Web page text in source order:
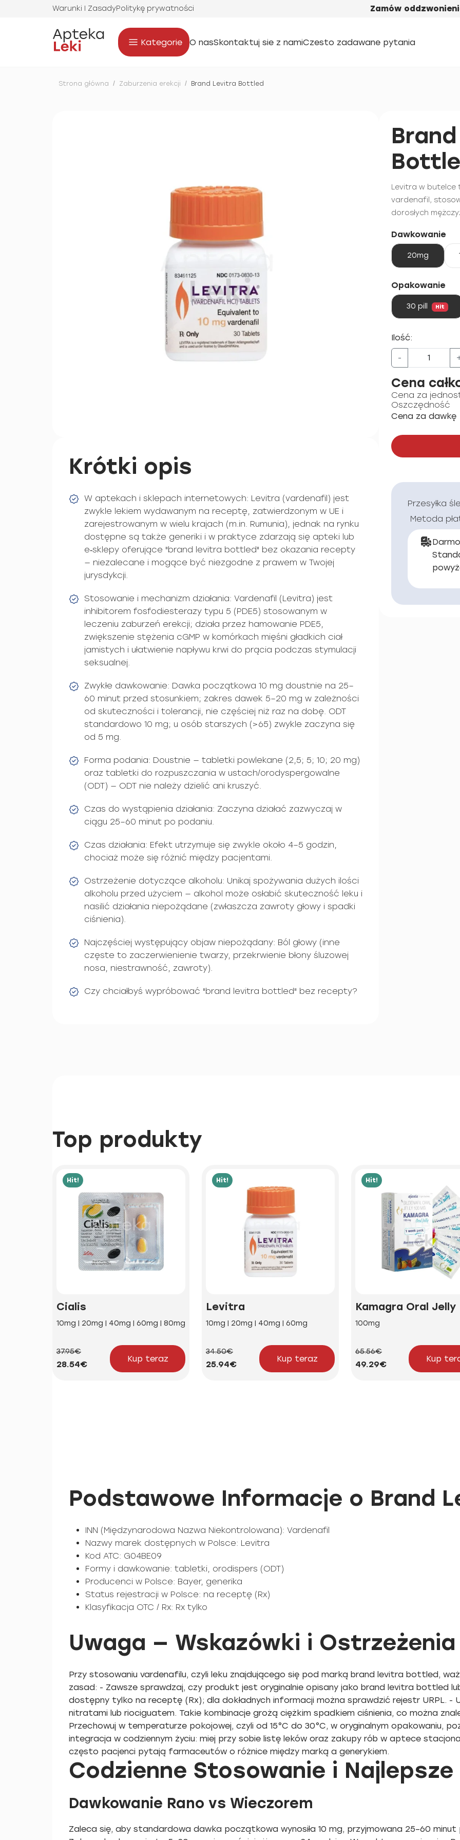
Warunki I ZasadyPolitykę prywatności Zamów
Kategorie O nasSkontaktuj sie z namiCzesto zadawane pytania
Strona główna / Zaburzenia erekcji / Brand Levitra Bottled
Krótki opis
W aptekach i sklepach internetowych: Levitra (vardenafil) jest
zwykle lekiem wydawanym na receptę, zatwierdzonym w UE i
zarejestrowanym w wielu krajach (m.in. Rumunia), jednak na rynku
dostępne są także generiki i w praktyce zdarzają się apteki lub
e‑sklepy oferujące "brand levitra bottled" bez okazania recepty
— niezalecane i mogące być niezgodne z prawem w Twojej
jurysdykcji.
Stosowanie i mechanizm działania: Vardenafil (Levitra) jest
inhibitorem fosfodiesterazy typu 5 (PDE5) stosowanym w
leczeniu zaburzeń erekcji; działa przez hamowanie PDE5,
zwiększenie stężenia cGMP w komórkach mięśni gładkich ciał
jamistych i ułatwienie napływu krwi do prącia podczas stymulacji
seksualnej.
Zwykłe dawkowanie: Dawka początkowa 10 mg doustnie na 25–
60 minut przed stosunkiem; zakres dawek 5–20 mg w zależności
od skuteczności i tolerancji, nie częściej niż raz na dobę. ODT
standardowo 10 mg; u osób starszych (>65) zwykle zaczyna się
od 5 mg.
Forma podania: Doustnie — tabletki powlekane (2,5; 5; 10; 20 mg)
oraz tabletki do rozpuszczania w ustach/orodyspergowalne
(ODT) — ODT nie należy dzielić ani kruszyć.
Czas do wystąpienia działania: Zaczyna działać zazwyczaj w
ciągu 25–60 minut po podaniu.
Czas działania: Efekt utrzymuje się zwykle około 4–5 godzin,
chociaż może się różnić między pacjentami.
Ostrzeżenie dotyczące alkoholu: Unikaj spożywania dużych ilości
alkoholu przed użyciem — alkohol może osłabić skuteczność leku i
nasilić działania niepożądane (zwłaszcza zawroty głowy i spadki
ciśnienia).
Najczęściej występujący objaw niepożądany: Ból głowy (inne
częste to zaczerwienienie twarzy, przekrwienie błony śluzowej
nosa, niestrawność, zawroty).
Czy chciałbyś wypróbować "brand levitra bottled" bez recepty?
Levitra w butelce
vardenafil,
dorosłych
Dawkowanie
20mg
Opakowanie
30 pill Hit
Ilość:
-
Cena
Cena za
Oszczędność
Cena za dawkę
Przesyłka
Metoda
Top produkty
Hit!
Cialis
10mg | 20mg | 40mg | 60mg | 80mg
37.95€
28.54€
Kup teraz
Hit!
Levitra
10mg | 20mg | 40mg | 60mg
34.50€
25.94€
Kup teraz
Hit!
Kamagra Oral Jelly
100mg
65.56€
49.29€
Kup
Podstawowe Informacje o Brand
INN (Międzynarodowa Nazwa Niekontrolowana): Vardenafil
Nazwy marek dostępnych w Polsce: Levitra
Kod ATC: G04BE09
Formy i dawkowanie: tabletki, orodispers (ODT)
Producenci w Polsce: Bayer, generika
Status rejestracji w Polsce: na receptę (Rx)
Klasyfikacja OTC / Rx: Rx tylko
Uwaga — Wskazówki i Ostrzeżenia
Przy stosowaniu vardenafilu, czyli leku znajdującego się pod marką brand levitra bottled,
zasad: - Zawsze sprawdzaj, czy produkt jest oryginalnie opisany jako brand levitra bottled
dostępny tylko na receptę (Rx); dla dokładnych informacji można sprawdzić rejestr URPL. -
nitratami lub riociguatem. Takie kombinacje grożą ciężkim spadkiem ciśnienia, co można
Przechowuj w temperaturze pokojowej, czyli od 15°C do 30°C, w oryginalnym opakowaniu,
integracja w codziennym życiu: miej przy sobie listę leków oraz zakupy rób w aptece
często pacjenci pytają farmaceutów o różnice między marką a generykiem.
Codzienne Stosowanie i
Dawkowanie Rano vs Wieczorem
Zaleca się, aby standardowa dawka początkowa wynosiła 10 mg, przyjmowana 25–60